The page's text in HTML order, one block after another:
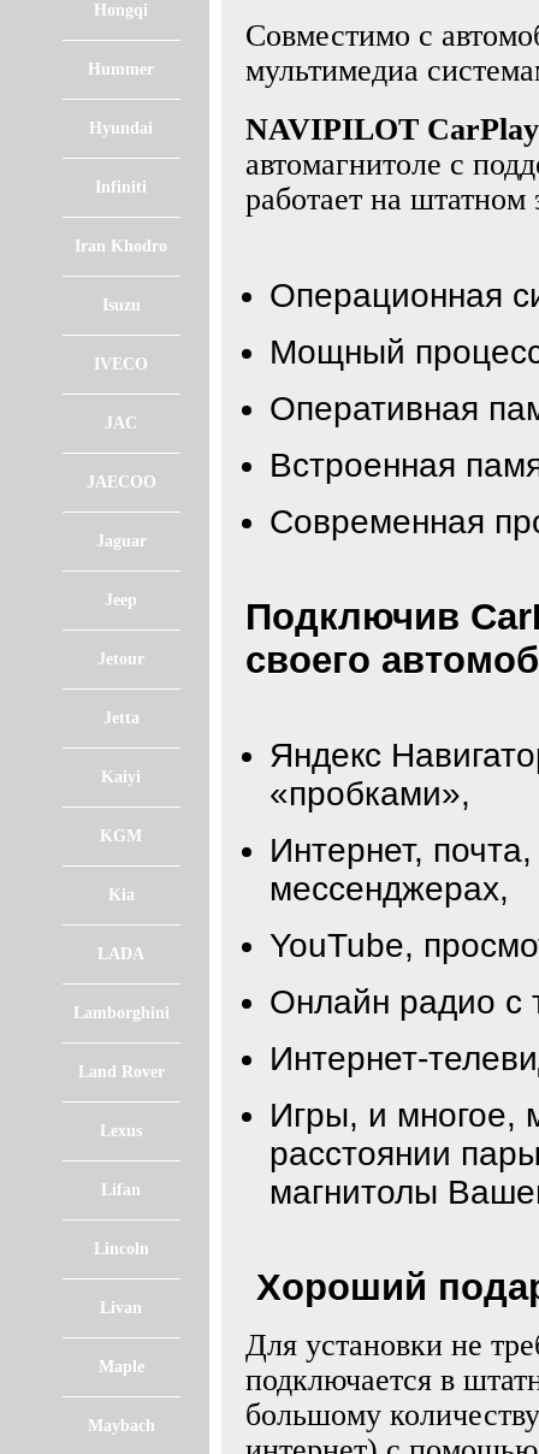
Hongqi
Hummer
Hyundai
Infiniti
Iran Khodro
Isuzu
IVECO
JAC
JAECOO
Jaguar
Jeep
Jetour
Jetta
Kaiyi
KGM
Kia
LADA
Lamborghini
Land Rover
Lexus
Lifan
Lincoln
Livan
Maple
Maybach
Совместимо с
мультимедиа
NAVIPILOT
автомагнитоле с
работает на
Операционная
Мощный
Оперативная
Встроенная
Современная
Подключив
своего
Яндекс
«пробками»,
Интернет,
мессенджерах,
YouTube,
Онлайн радио с
Интернет-
Игры, и многое,
расстоянии
магнитолы
Хороший
Для установки не
подключается в
большому